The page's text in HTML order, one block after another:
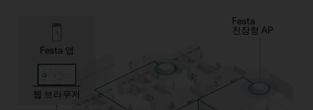
Festa 앱
웹 브라우저
Festa
천장형 AP